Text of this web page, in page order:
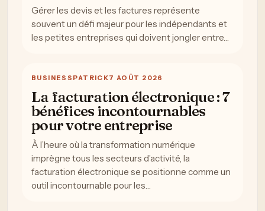
Gérer les devis et les factures représente
souvent un défi majeur pour les indépendants et
les petites entreprises qui doivent jongler entre…
BUSINESS PATRICK7 AOÛT 2026
La facturation électronique : 7
bénéfices incontournables
pour votre entreprise
À l’heure où la transformation numérique
imprègne tous les secteurs d’activité, la
facturation électronique se positionne comme un
outil incontournable pour les…